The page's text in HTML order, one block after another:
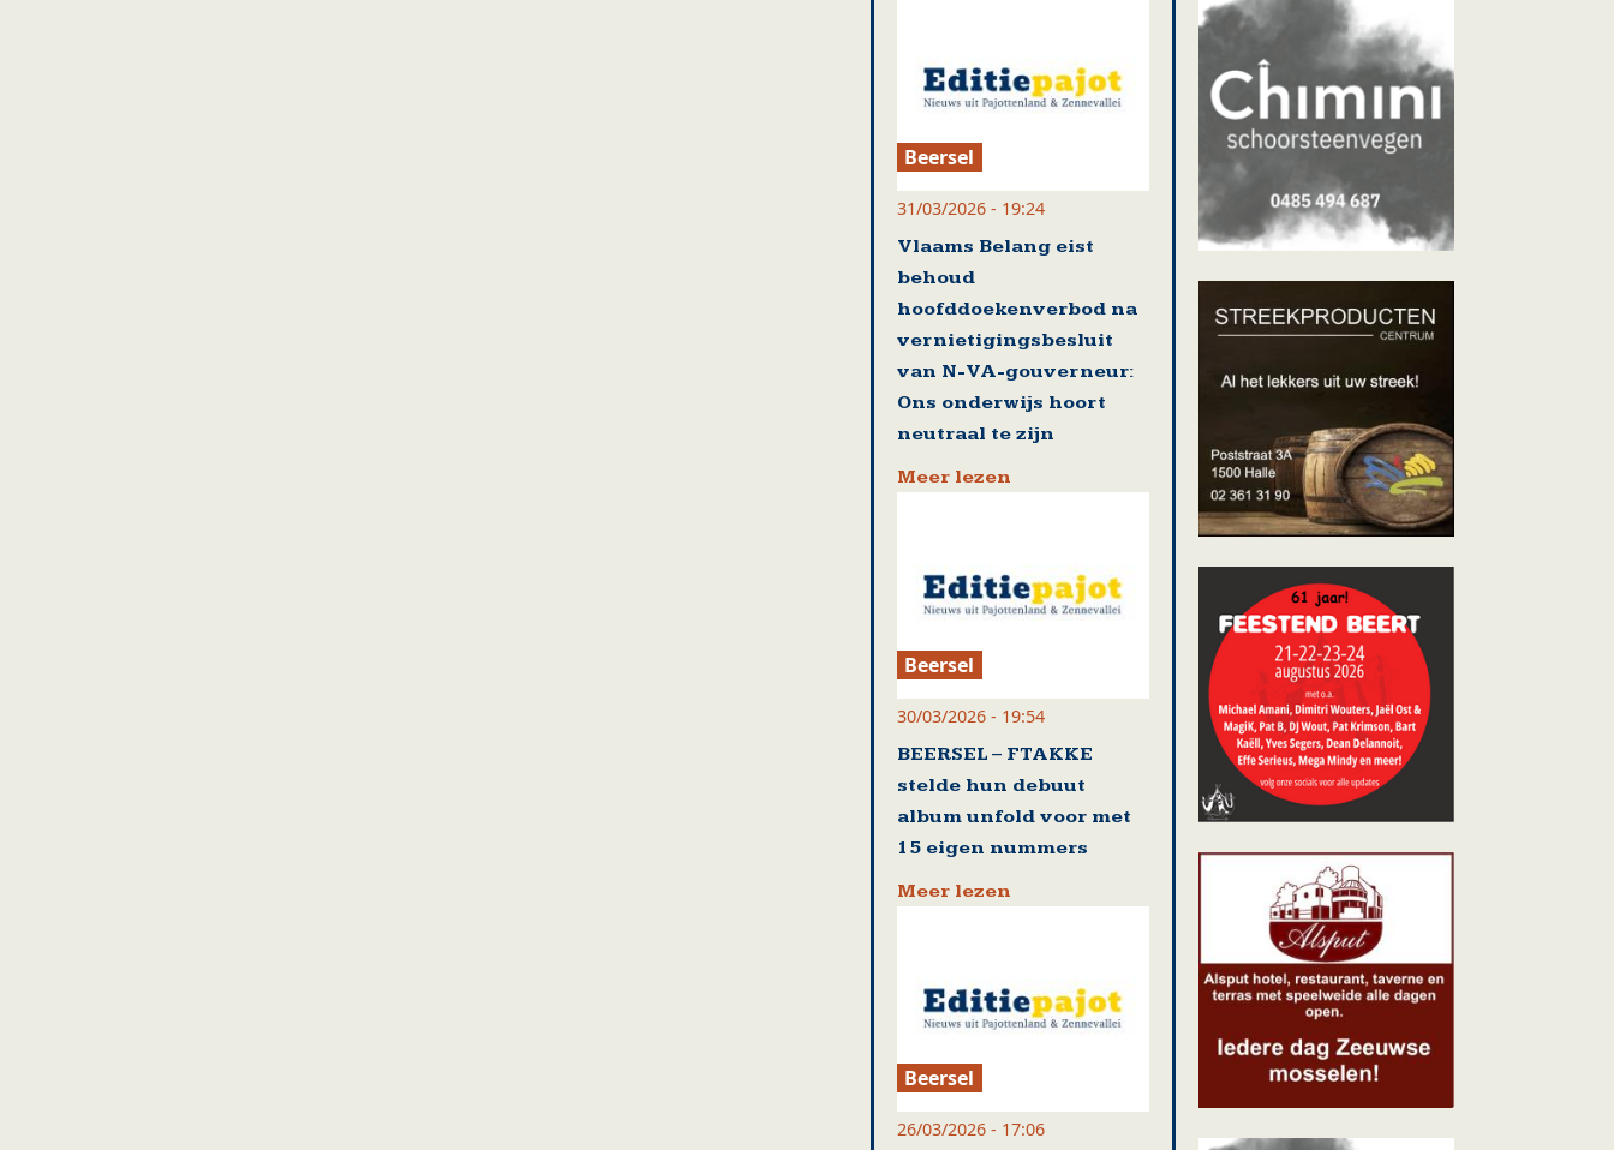
Beersel
31/03/2026 - 19:24
Vlaams Belang eist
behoud
hoofddoekenverbod na
vernietigingsbesluit
van N-VA-gouverneur:
Ons onderwijs hoort
neutraal te zijn
Meer lezen
Beersel
30/03/2026 - 19:54
BEERSEL – FTAKKE
stelde hun debuut
album unfold voor met
15 eigen nummers
Meer lezen
Beersel
26/03/2026 - 17:06